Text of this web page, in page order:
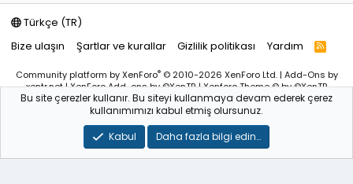
Türkçe (TR)
Bize ulaşın
Şartlar ve kurallar Gizlilik politikası Yardım
R
S
Community platform by XenForo® © 2010-2026 XenForo Ltd.| Add-Ons by
xentr.net |XenForo Add-onsby ©XenTR|Xenforo Theme© by ©XenTR
Sitemiz bünyesindeki içerikleri izinsiz kullananlar hakkında T.C.K
kanun ve yönetmeliklerine göre yasal işlem başlatılacağını
alandan yazılı olarak beyan ederiz!
WebmasterForum.NET – Tüm Hakları Saklıdır © 2025-2026
Bu site çerezler kullanır. Bu siteyi kullanmaya devam ederek çerez
kullanımımızı kabul etmiş olursunuz.
Kabul
Daha fazla bilgi edin…